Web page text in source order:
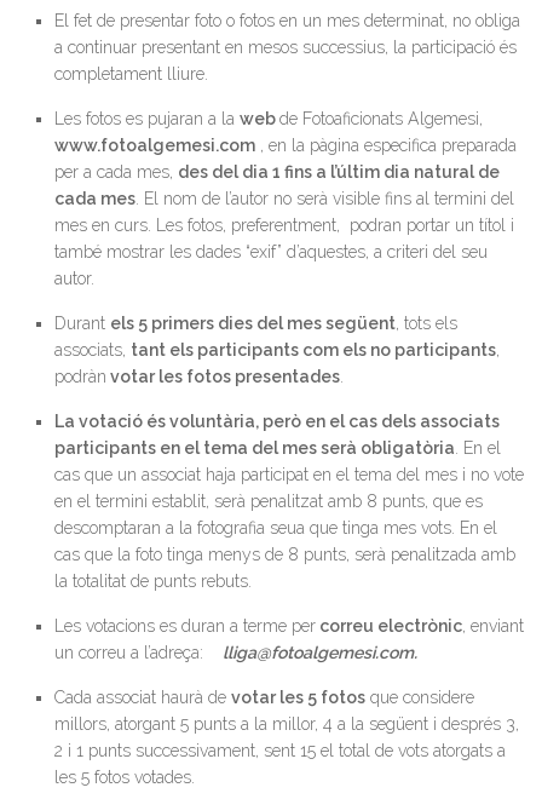
El fet de presentar foto o fotos en un mes determinat, no obliga
a continuar presentant en mesos successius, la participació és
completament lliure.
Les fotos es pujaran a la webde Fotoaficionats Algemesi,
www.fotoalgemesi.com , en la pàgina especifica preparada
per a cada mes, des del dia 1 fins a l’últim dia natural de
cada mes . El nom de l’autor no serà visible fins al termini del
mes en curs. Les fotos, preferentment, podran portar un títol i
també mostrar les dades “exif” d’aquestes, a criteri del seu
autor.
Durant els 5 primers dies del mes següent , tots els
associats, tant els participants com els no participants
podràn votar les fotos presentades
La votació és voluntària, però en el cas dels associats
participants en el tema del mes serà obligatòria . En el
cas que un associat haja participat en el tema del mes i no vote
en el termini establit, serà penalitzat amb 8 punts, que es
descomptaran a la fotografia seua que tinga mes vots. En el
cas que la foto tinga menys de 8 punts, serà penalitzada amb
la totalitat de punts rebuts.
Les votacions es duran a terme per correu electrònic , enviant
un correu a l’adreça: lliga@fotoalgemesi.com.
Cada associat haurà de votar les 5 fotos que considere
millors, atorgant 5 punts a la millor, 4 a la següent i després 3,
2 i 1 punts successivament, sent 15 el total de vots atorgats a
les 5 fotos votades.